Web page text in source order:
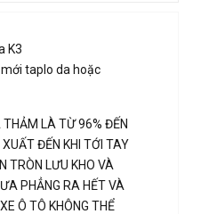
K3
taplo da hoặc
THẢM LÀ TỪ 96% ĐẾN
ĐẾN KHI TỚI TAY
TRÒN LƯU KHO VÀ
PHẲNG RA HẾT VÀ
Ô TÔ KHÔNG THỂ